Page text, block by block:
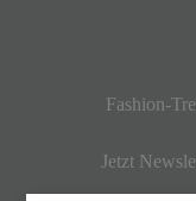
Fashion-
Jetzt